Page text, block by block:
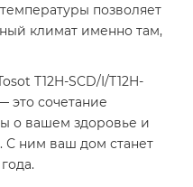
позволяет
климат именно там,
T12H-SCD/I/T12H-
это сочетание
о вашем здоровье и
С ним ваш дом станет